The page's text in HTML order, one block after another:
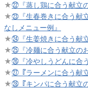
★㉒『蒸し鶏に合う献立
★㉓『生春巻きに合う献
なしメニュー例』
★㉔『生姜焼きに合う献
★㉕『冷麺に合う献立の
★㉖『冷やしうどんに合
★㉗『ラーメンに合う献
★㉘『キンパに合う献立